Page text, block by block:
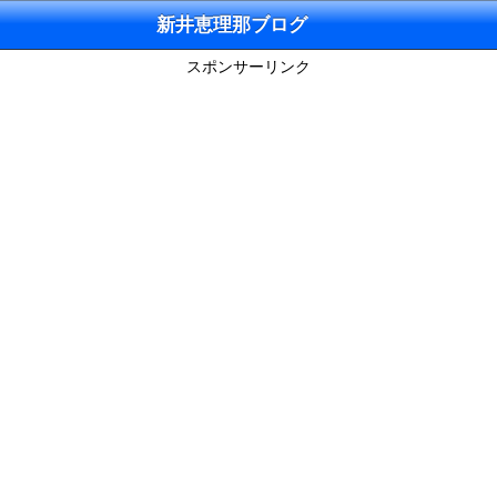
新井恵理那ブログ
スポンサーリンク